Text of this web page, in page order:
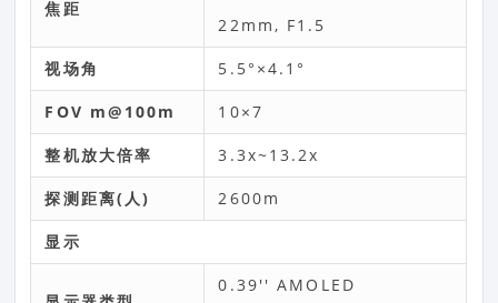
焦距
22mm, F1.5
视场角 5.5°×4.1°
FOV m@100m 10×7
整机放大倍率 3.3x~13.2x
探测距离(人) 2600m
显示
0.39'' AMOLED